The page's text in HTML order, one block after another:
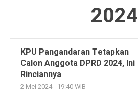
2024
KPU Pangandaran Tetapkan
Calon Anggota DPRD 2024, Ini
Rinciannya
2 Mei 2024 - 19:40 WIB